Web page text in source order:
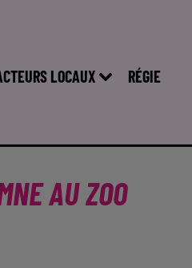
LOCAUX RÉGIE
AU ZOO